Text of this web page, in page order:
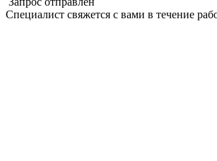
Специалист свяжется с вами в течение